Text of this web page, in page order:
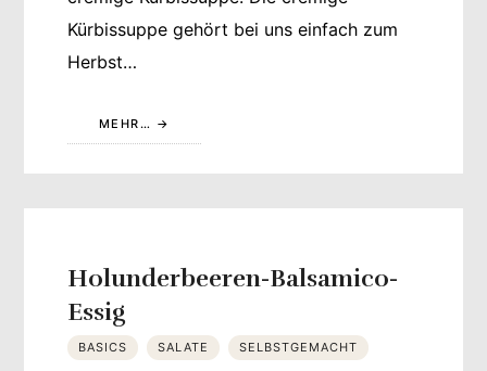
Kürbissuppe gehört bei uns einfach zum
Herbst…
MEHR…
Holunderbeeren-Balsamico-
Essig
BASICS SALATE SELBSTGEMACHT